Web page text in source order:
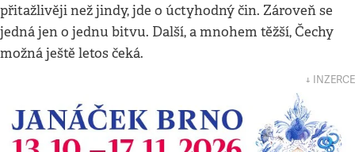
přitažlivěji než jindy, jde o úctyhodný čin. Zároveň se
jedná jen o jednu bitvu. Další, a mnohem těžší, Čechy
možná ještě letos čeká.
↓ INZERCE